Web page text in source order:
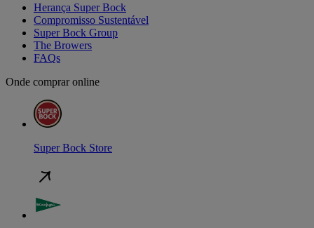
Herança Super Bock
Compromisso Sustentável
Super Bock Group
The Browers
FAQs
Onde comprar online
Super Bock Store